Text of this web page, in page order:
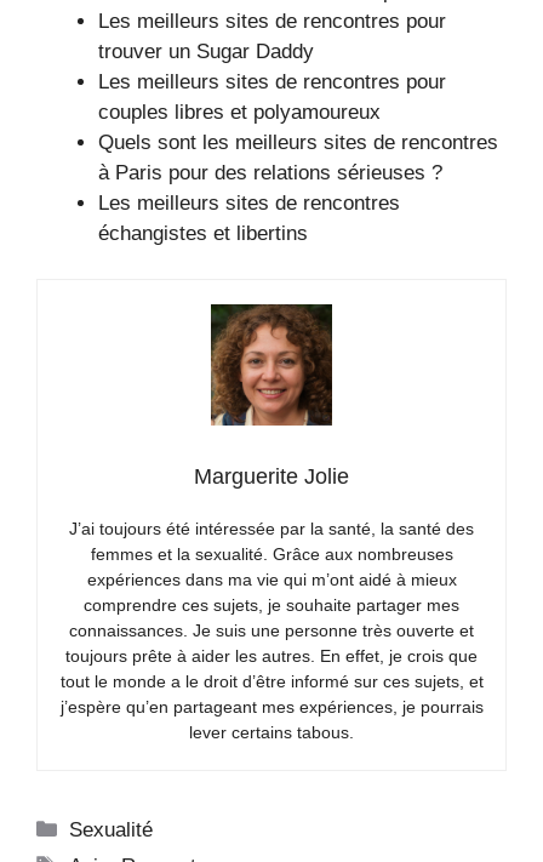
Les meilleurs sites de rencontres pour
trouver un Sugar Daddy
Les meilleurs sites de rencontres pour
couples libres et polyamoureux
Quels sont les meilleurs sites de rencontres
à Paris pour des relations sérieuses ?
Les meilleurs sites de rencontres
échangistes et libertins
Marguerite Jolie
J’ai toujours été intéressée par la santé, la santé des
femmes et la sexualité. Grâce aux nombreuses
expériences dans ma vie qui m’ont aidé à mieux
comprendre ces sujets, je souhaite partager mes
connaissances. Je suis une personne très ouverte et
toujours prête à aider les autres. En effet, je crois que
tout le monde a le droit d’être informé sur ces sujets, et
j’espère qu’en partageant mes expériences, je pourrais
lever certains tabous.
Catégories
Sexualité